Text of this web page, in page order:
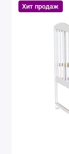
Хит продаж